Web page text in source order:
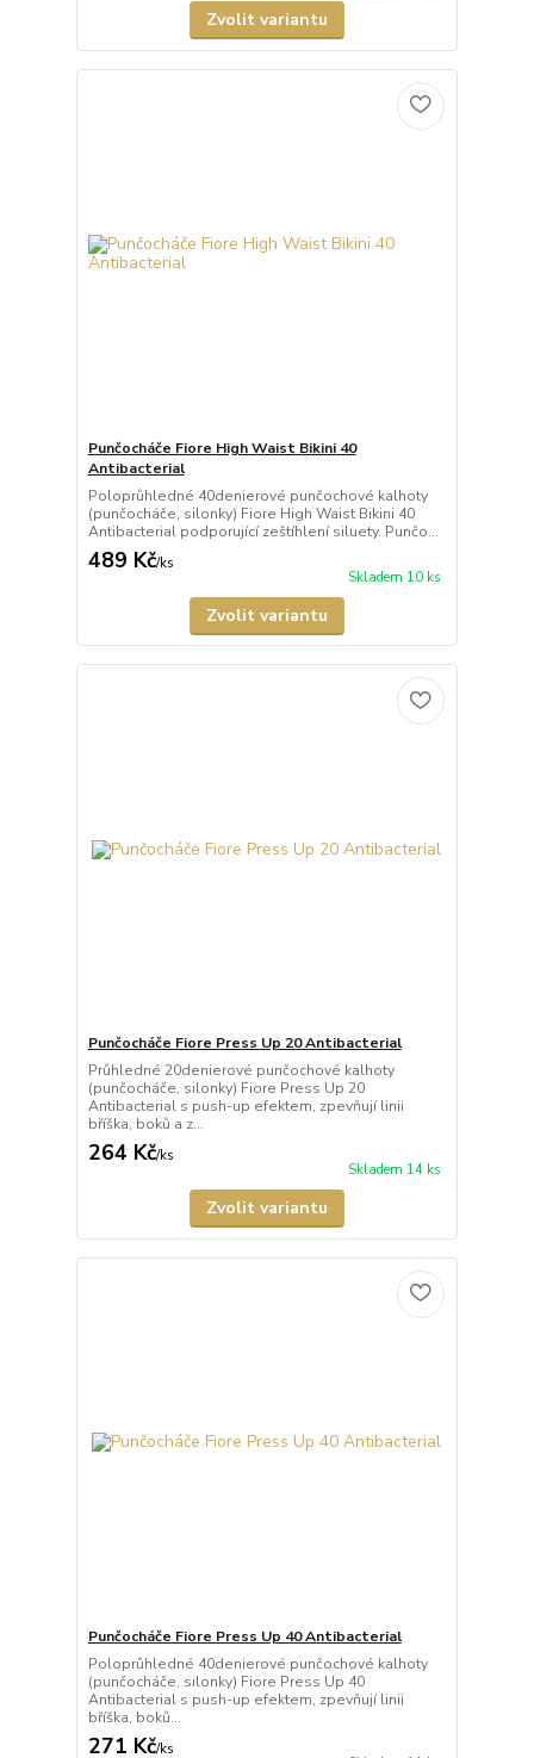
Zvolit variantu
Punčocháče Fiore High Waist Bikini 40
Antibacterial
Poloprůhledné 40denierové punčochové kalhoty
(punčocháče, silonky) Fiore High Waist Bikini 40
Antibacterial podporující zeštíhlení siluety. Punčo...
489 Kč/ks
Skladem 10 ks
Zvolit variantu
Punčocháče Fiore Press Up 20 Antibacterial
Průhledné 20denierové punčochové kalhoty
(punčocháče, silonky) Fiore Press Up 20
Antibacterial s push-up efektem, zpevňují linii
bříška, boků a z...
264 Kč/ks
Skladem 14 ks
Zvolit variantu
Punčocháče Fiore Press Up 40 Antibacterial
Poloprůhledné 40denierové punčochové kalhoty
(punčocháče, silonky) Fiore Press Up 40
Antibacterial s push-up efektem, zpevňují linii
bříška, boků...
271 Kč/ks